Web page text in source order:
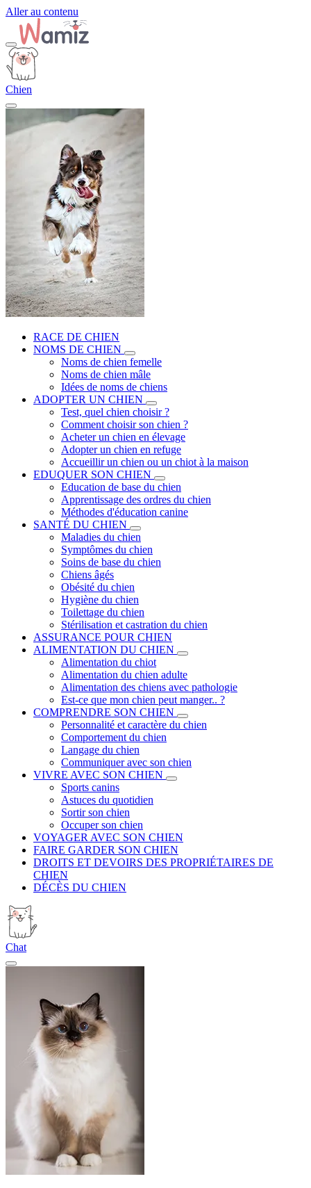
Aller au contenu
Chien
RACE DE CHIEN
NOMS DE CHIEN
Noms de chien femelle
Noms de chien mâle
Idées de noms de chiens
ADOPTER UN CHIEN
Test, quel chien choisir ?
Comment choisir son chien ?
Acheter un chien en élevage
Adopter un chien en refuge
Accueillir un chien ou un chiot à la maison
EDUQUER SON CHIEN
Education de base du chien
Apprentissage des ordres du chien
Méthodes d'éducation canine
SANTÉ DU CHIEN
Maladies du chien
Symptômes du chien
Soins de base du chien
Chiens âgés
Obésité du chien
Hygiène du chien
Toilettage du chien
Stérilisation et castration du chien
ASSURANCE POUR CHIEN
ALIMENTATION DU CHIEN
Alimentation du chiot
Alimentation du chien adulte
Alimentation des chiens avec pathologie
Est-ce que mon chien peut manger.. ?
COMPRENDRE SON CHIEN
Personnalité et caractère du chien
Comportement du chien
Langage du chien
Communiquer avec son chien
VIVRE AVEC SON CHIEN
Sports canins
Astuces du quotidien
Sortir son chien
Occuper son chien
VOYAGER AVEC SON CHIEN
FAIRE GARDER SON CHIEN
DROITS ET DEVOIRS DES PROPRIÉTAIRES DE
CHIEN
DÉCÈS DU CHIEN
Chat